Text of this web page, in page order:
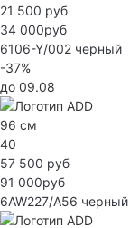
21 500 руб
34 000руб
6106-Y/002 черный
-37%
до 09.08
96 см
40
57 500 руб
91 000руб
6AW227/A56 черный